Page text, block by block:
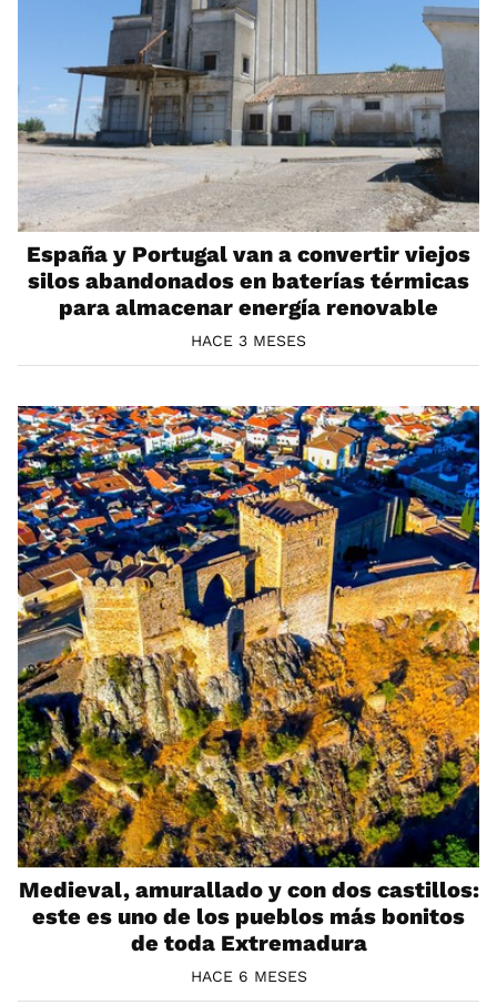
España y Portugal van a convertir viejos
silos abandonados en baterías térmicas
para almacenar energía renovable
HACE 3 MESES
Medieval, amurallado y con dos castillos:
este es uno de los pueblos más bonitos
de toda Extremadura
HACE 6 MESES